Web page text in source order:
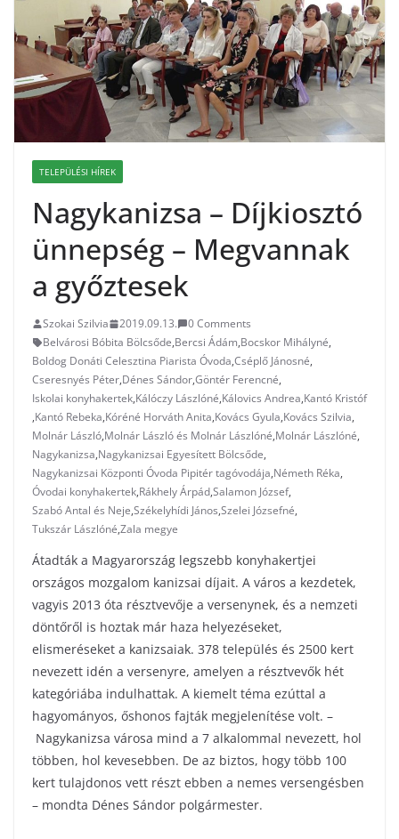
TELEPÜLÉSI HÍREK
Nagykanizsa – Díjkiosztó
ünnepség – Megvannak
a győztesek
Szokai Szilvia 2019.09.13.
0 Comments
Belvárosi Bóbita Bölcsőde,Bercsi Ádám,Bocskor Mihályné,
Boldog Donáti Celesztina Piarista Óvoda,Cséplő Jánosné,
Cseresnyés Péter,Dénes Sándor,Göntér Ferencné,
Iskolai konyhakertek,Kálóczy Lászlóné,Kálovics Andrea,Kantó Kristóf
,Kantó Rebeka,Kóréné Horváth Anita,Kovács Gyula,Kovács Szilvia,
Molnár László,Molnár László és Molnár Lászlóné,Molnár Lászlóné,
Nagykanizsa,Nagykanizsai Egyesített Bölcsőde,
Nagykanizsai Központi Óvoda Pipitér tagóvodája,Németh Réka,
Óvodai konyhakertek,Rákhely Árpád,Salamon József,
Szabó Antal és Neje,Székelyhídi János,Szelei Józsefné,
Tukszár Lászlóné,Zala megye
Átadták a Magyarország legszebb konyhakertjei
országos mozgalom kanizsai díjait. A város a kezdetek,
vagyis 2013 óta résztvevője a versenynek, és a nemzeti
döntőről is hoztak már haza helyezéseket,
elismeréseket a kanizsaiak. 378 település és 2500 kert
nevezett idén a versenyre, amelyen a résztvevők hét
kategóriába indulhattak. A kiemelt téma ezúttal a
hagyományos, őshonos fajták megjelenítése volt. –
Nagykanizsa városa mind a 7 alkalommal nevezett, hol
többen, hol kevesebben. De az biztos, hogy több 100
kert tulajdonos vett részt ebben a nemes versengésben
– mondta Dénes Sándor polgármester.